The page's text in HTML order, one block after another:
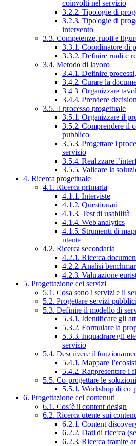
coinvolti nel servizio
3.2.2. Tipologie di
3.2.3. Tipologie di
intervento
3.3. Competenze, ruoli e
3.3.1. Coordinatore di
3.3.2. Definire ruoli e
3.4. Metodo di lavoro
3.4.1. Definire
3.4.2. Curare la
3.4.3. Organizzare
3.4.4. Prendere
3.5. Il processo progettuale
3.5.1. Organizzare il
3.5.2. Comprendere il
pubblico
3.5.3. Progettare i
servizio
3.5.4. Realizzare
3.5.5. Validare la
4. Ricerca progettuale
4.1. Ricerca primaria
4.1.1. Interviste
4.1.2. Questionari
4.1.3. Test di usabilità
4.1.4. Web analytics
4.1.5. Strumenti di
utente
4.2. Ricerca secondaria
4.2.1. Ricerca
4.2.2. Analisi
4.2.3. Valutazione
5. Progettazione dei servizi
5.1. Cosa sono i servizi e il
5.2. Progettare servizi
5.3. Definire il modello di
5.3.1. Identificare gli
5.3.2. Formulare la
5.3.3. Inquadrare gli
servizio
5.4. Descrivere il
5.4.1. Mappare
5.4.2. Rappresentare i
5.5. Co-progettare le soluzioni
5.5.1. Workshop di co-
6. Progettazione dei contenuti
6.1. Cos’è il content design
6.2. Ricerca utente sui
6.2.1. Content
6.2.2. Dati di ricerca
6.2.3. Ricerca tramite